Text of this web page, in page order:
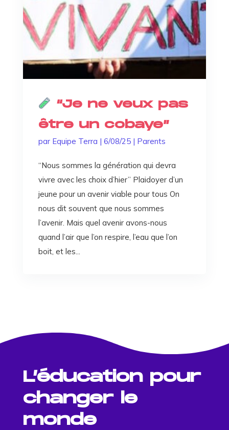
“Je ne veux pas
être un cobaye”
par Equipe Terra | 6/08/25| Parents
“Nous sommes la génération qui devra
vivre avec les choix d’hier” Plaidoyer d’un
jeune pour un avenir viable pour tous On
nous dit souvent que nous sommes
l’avenir. Mais quel avenir avons-nous
quand l’air que l’on respire, l’eau que l’on
boit, et les...
L’éducation pour
changer le
monde